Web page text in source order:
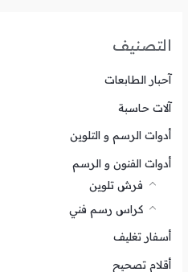
التصنيف
آحبار الطابعات
آلات حاسبة
أدوات الرسم و التلوين
أدوات الفنون و الرسم
فرش تلوين
كراس رسم فني
أسفار تغليف
أقلام تصحيح